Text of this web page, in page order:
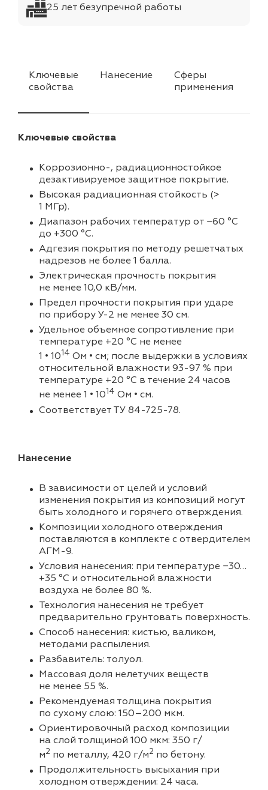
25 лет безупречной работы
Ключевые
свойства
Нанесение
Сферы
применения
Ключевые свойства
Коррозионно-, радиационностойкое
дезактивируемое защитное покрытие.
Высокая радиационная стойкость (>
1 МГр).
Диапазон рабочих температур от −60 °C
до +300 °C.
Адгезия покрытия по методу решетчатых
надрезов не более 1 балла.
Электрическая прочность покрытия
не менее 10,0 кВ/мм.
Предел прочности покрытия при ударе
по прибору У-2 не менее 30 см.
Удельное объемное сопротивление при
температуре +20 °C не менее
1 • 1014 Ом • см; после выдержки в условиях
относительной влажности 93-97 % при
температуре +20 °C в течение 24 часов
не менее 1 • 1014 Ом • см.
Соответствует ТУ 84-725-78.
Нанесение
В зависимости от целей и условий
изменения покрытия из композиций могут
быть холодного и горячего отверждения.
Композиции холодного отверждения
поставляются в комплекте с отвердителем
АГМ-9.
Условия нанесения: при температуре −30…
+35 °C и относительной влажности
воздуха не более 80 %.
Технология нанесения не требует
предварительно грунтовать поверхность.
Способ нанесения: кистью, валиком,
методами распыления.
Разбавитель: толуол.
Массовая доля нелетучих веществ
не менее 55 %.
Рекомендуемая толщина покрытия
по сухому слою: 150–200 мкм.
Ориентировочный расход композиции
на слой толщиной 100 мкм: 350 г/
м2 по металлу, 420 г/м2 по бетону.
Продолжительность высыхания при
холодном отверждении: 24 часа.